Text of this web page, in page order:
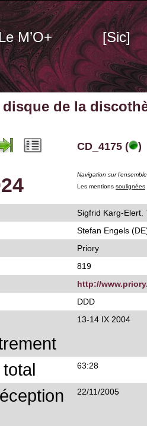
M’O+ [Sic]
de la
CD_4175 ( )
Navigation sur
Les mentions soulignées
Sigfrid Karg-Elert.
Stefan Engels
Priory
819
http://
DDD
13-14 IX 2004
63:28
22/11/2005